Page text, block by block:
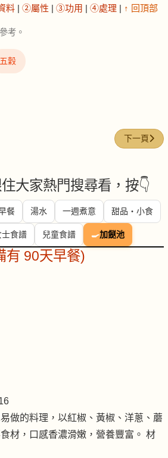
料 | ②屬性 | ③功用 | ④處理 | ↑ 回頂部
考。
五穀
下一篇文
下一頁
大家熱門搜尋看，按👇
餐 湯水 一週煮意 甜品・小食
士食譜 兒童食譜 🍳加餸池
有 90天早餐)
做的料理，以紅椒、黃椒、洋蔥、蘑
材，口感香濃滑嫩，營養豐富。 材